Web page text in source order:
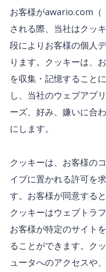
お客様がawario.com（
される際、当社はクッ
段によりお客様の個人
ります。クッキーは、
を収集・記憶すること
し、当社のウェブアプ
ーズ、好み、嫌いに合
にします。
クッキーは、お客様の
イブに置かれる許可を
す。お客様が同意する
クッキーはウェブトラ
お客様が特定のサイト
ることができます。ク
ュータへのアクセスや